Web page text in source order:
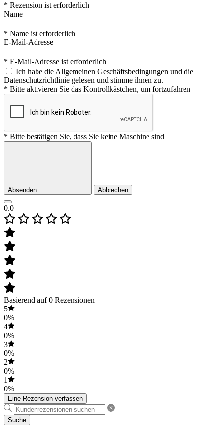
* Rezension ist erforderlich
Name
* Name ist erforderlich
E-Mail-Adresse
* E-Mail-Adresse ist erforderlich
Ich habe die Allgemeinen Geschäftsbedingungen und die
Datenschutzrichtlinie gelesen und stimme ihnen zu.
* Bitte aktivieren Sie das Kontrollkästchen, um fortzufahren
* Bitte bestätigen Sie, dass Sie keine Maschine sind
Absenden Abbrechen
0.0
Basierend auf 0 Rezensionen
5
0%
4
0%
3
0%
2
0%
1
0%
Eine Rezension verfassen
Suche